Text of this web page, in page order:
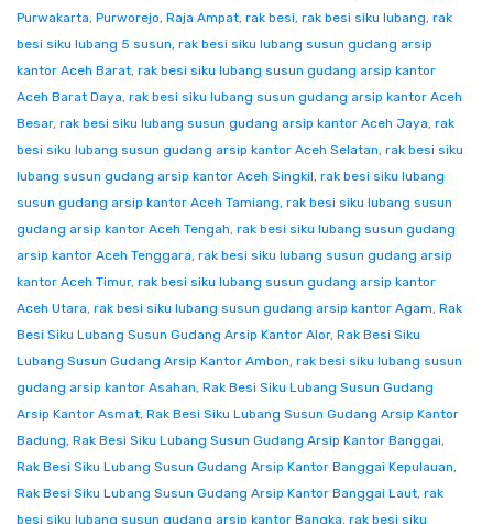
Purwakarta, Purworejo, Raja Ampat, rak besi, rak besi siku lubang, rak
besi siku lubang 5 susun, rak besi siku lubang susun gudang arsip
kantor Aceh Barat, rak besi siku lubang susun gudang arsip kantor
Aceh Barat Daya, rak besi siku lubang susun gudang arsip kantor Aceh
Besar, rak besi siku lubang susun gudang arsip kantor Aceh Jaya, rak
besi siku lubang susun gudang arsip kantor Aceh Selatan, rak besi siku
lubang susun gudang arsip kantor Aceh Singkil, rak besi siku lubang
susun gudang arsip kantor Aceh Tamiang, rak besi siku lubang susun
gudang arsip kantor Aceh Tengah, rak besi siku lubang susun gudang
arsip kantor Aceh Tenggara, rak besi siku lubang susun gudang arsip
kantor Aceh Timur, rak besi siku lubang susun gudang arsip kantor
Aceh Utara, rak besi siku lubang susun gudang arsip kantor Agam, Rak
Besi Siku Lubang Susun Gudang Arsip Kantor Alor, Rak Besi Siku
Lubang Susun Gudang Arsip Kantor Ambon, rak besi siku lubang susun
gudang arsip kantor Asahan, Rak Besi Siku Lubang Susun Gudang
Arsip Kantor Asmat, Rak Besi Siku Lubang Susun Gudang Arsip Kantor
Badung, Rak Besi Siku Lubang Susun Gudang Arsip Kantor Banggai,
Rak Besi Siku Lubang Susun Gudang Arsip Kantor Banggai Kepulauan,
Rak Besi Siku Lubang Susun Gudang Arsip Kantor Banggai Laut, rak
besi siku lubang susun gudang arsip kantor Bangka, rak besi siku